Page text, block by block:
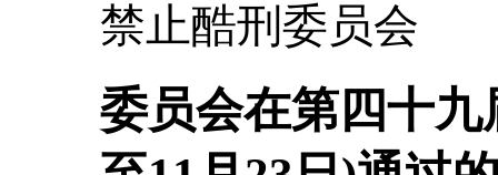
禁止酷刑委员会
委员会在第四十九